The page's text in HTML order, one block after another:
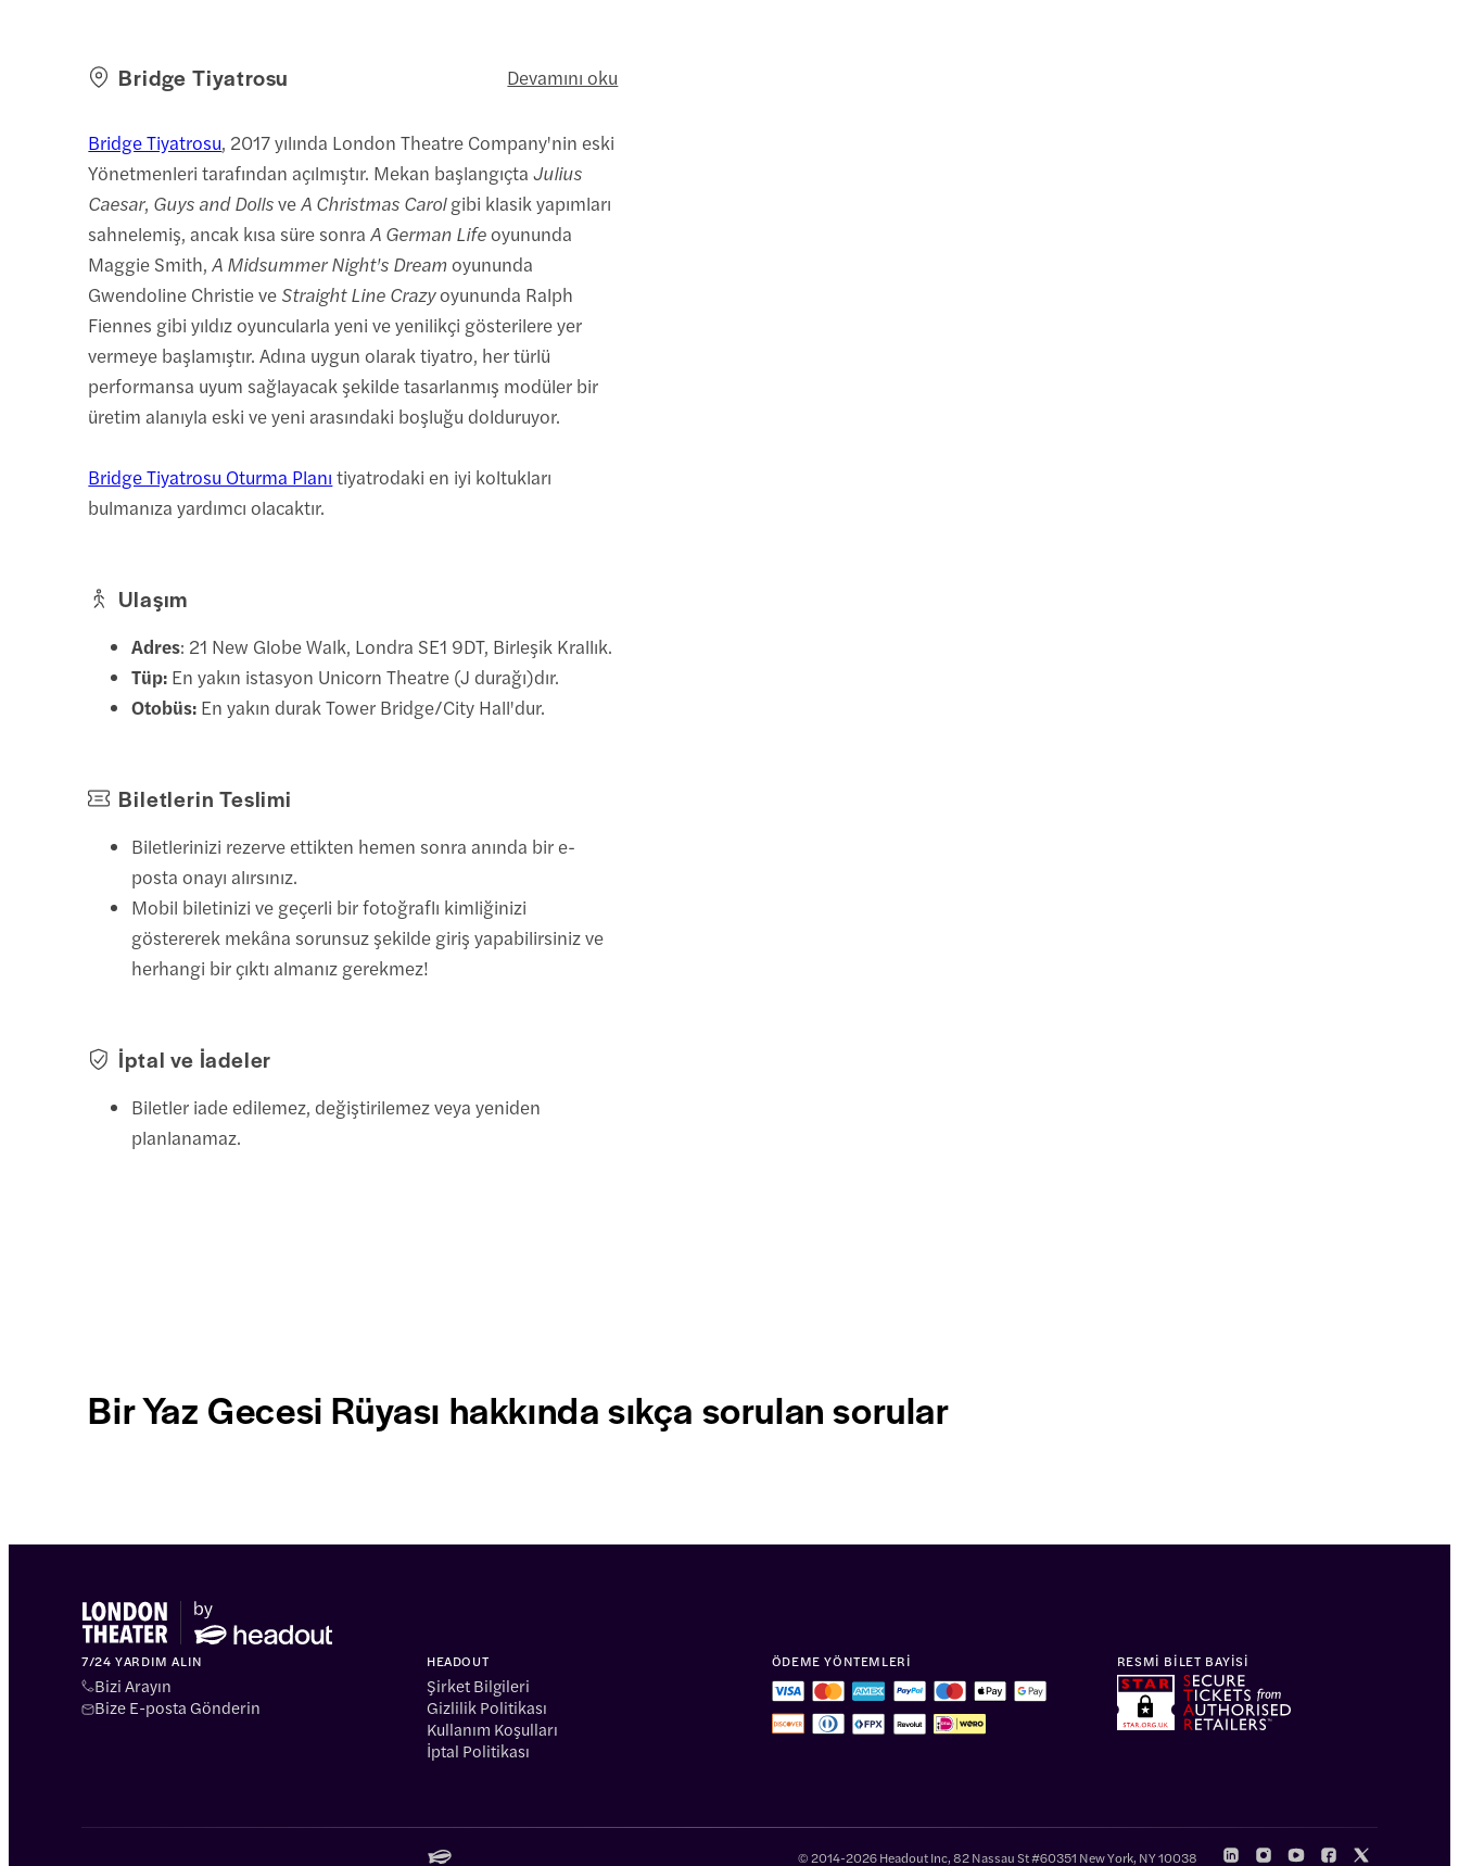
Bridge Tiyatrosu Devamını oku
Bridge Tiyatrosu, 2017 yılında London Theatre Company'nin eski
Yönetmenleri tarafından açılmıştır. Mekan başlangıçtaJulius
Caesar, Guys and DollsveA Christmas Carolgibi klasik yapımları
sahnelemiş, ancak kısa süre sonraA German Lifeoyununda
Maggie Smith,A Midsummer Night's Dreamoyununda
Gwendoline Christie ve Straight Line Crazyoyununda Ralph
Fiennes gibi yıldız oyuncularla yeni ve yenilikçi gösterilere yer
vermeye başlamıştır. Adına uygun olarak tiyatro, her türlü
performansa uyum sağlayacak şekilde tasarlanmış modüler bir
üretim alanıyla eski ve yeni arasındaki boşluğu dolduruyor.
Bridge Tiyatrosu Oturma Planı tiyatrodaki en iyi koltukları
bulmanıza yardımcı olacaktır.
Ulaşım
Adres: 21 New Globe Walk, Londra SE1 9DT, Birleşik Krallık.
Tüp: En yakın istasyon Unicorn Theatre (J durağı)dır.
Otobüs: En yakın durak Tower Bridge/City Hall'dur.
Biletlerin Teslimi
Biletlerinizi rezerve ettikten hemen sonra anında bir e-
posta onayı alırsınız.
Mobil biletinizi ve geçerli bir fotoğraflı kimliğinizi
göstererek mekâna sorunsuz şekilde giriş yapabilirsiniz ve
herhangi bir çıktı almanız gerekmez!
İptal ve İadeler
Biletler iade edilemez, değiştirilemez veya yeniden
planlanamaz.
Bir Yaz Gecesi Rüyası hakkında sıkça sorulan sorular
7/24 YARDIM ALIN
Bizi Arayın
Bize E-posta Gönderin
HEADOUT
Şirket Bilgileri
Gizlilik Politikası
Kullanım Koşulları
İptal Politikası
ÖDEME YÖNTEMLERI RESMI BILET BAYISI
© 2014-2026 Headout Inc, 82 Nassau St #60351 New York, NY 10038